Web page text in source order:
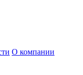
О компании